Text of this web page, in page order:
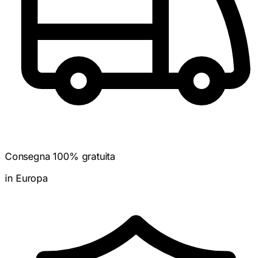
Consegna 100% gratuita
in Europa